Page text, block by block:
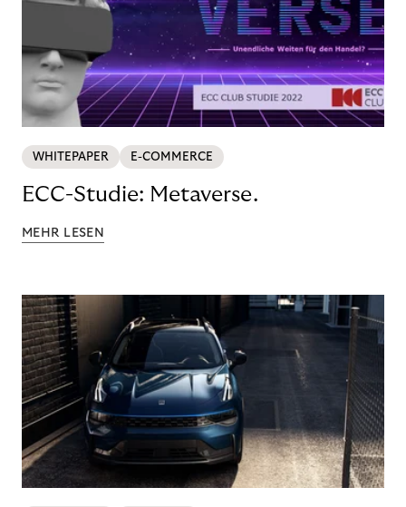
WHITEPAPER E-COMMERCE
ECC-Studie: Metaverse.
MEHR LESEN